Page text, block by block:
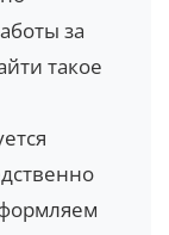
за
такое